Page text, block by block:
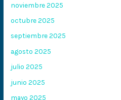
noviembre 2025
octubre 2025
septiembre 2025
agosto 2025
julio 2025
junio 2025
mayo 2025